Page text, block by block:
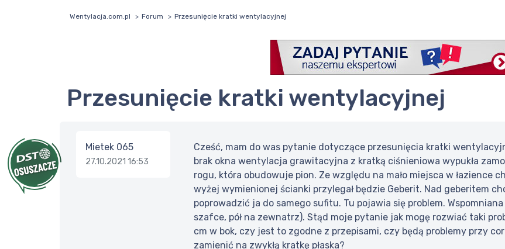
Wentylacja.com.pl Forum Przesunięcie kratki wentylacyjnej
Przesunięcie kratki wentylacyjnej
Mietek 065
27.10.2021 16:53
Cześć, mam do was pytanie dotyczące przesunięcia kratki
brak okna wentylacja grawitacyjna z kratką ciśnieniowa wypukła
rogu, która obudowuje pion. Ze względu na mało miejsca w łazience
wyżej wymienionej ścianki przylegał będzie Geberit. Nad geberitem
poprowadzić ja do samego sufitu. Tu pojawia się problem.
szafce, pół na zewnatrz). Stąd moje pytanie jak mogę rozwiać taki
cm w bok, czy jest to zgodne z przepisami, czy będą problemy przy
zamienić na zwykłą kratkę płaska?